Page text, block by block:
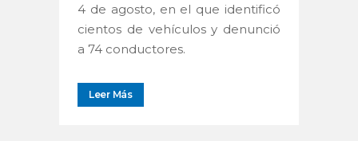
4 de agosto, en el que identificó
cientos de vehículos y denunció
a 74 conductores.
Leer Más